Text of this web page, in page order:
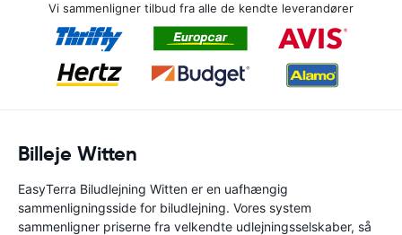
Vi sammenligner tilbud fra alle de kendte leverandører
Billeje Witten
EasyTerra Biludlejning Witten er en uafhængig
sammenligningsside for biludlejning. Vores system
sammenligner priserne fra velkendte udlejningsselskaber, så